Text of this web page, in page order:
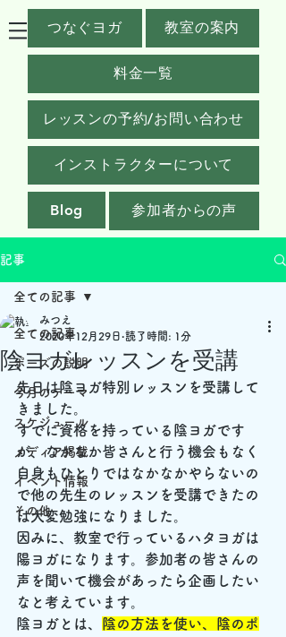
つなぐヨガ 教室の案内
料金一覧
レッスンの予約/お問い合わせ
インストラクターについて
Blog 参加者からの声
記事
全ての記事
ポーズの説明
今月のテーマ
スケジュール
メディア掲載
イベント情報
その他
全ての記事
陰ヨガレッスンを受講
みつえ
2020年12月29日 読了時間: 1分
先日は陰ヨガ特別レッスンを受講して
きました。
すでに資格を持っている陰ヨガです
が、なかなか皆さんと行う機会もなく
自身もひとりではなかなかやらないの
で他の先生のレッスンを受講できたの
は大変勉強になりました。
因みに、教室で行っているハタヨガは
陽ヨガになります。参加者の皆さんの
声を聞いて機会があったら企画したい
なと考えています。
陰ヨガとは、
陰の方法を使い、陰のポ